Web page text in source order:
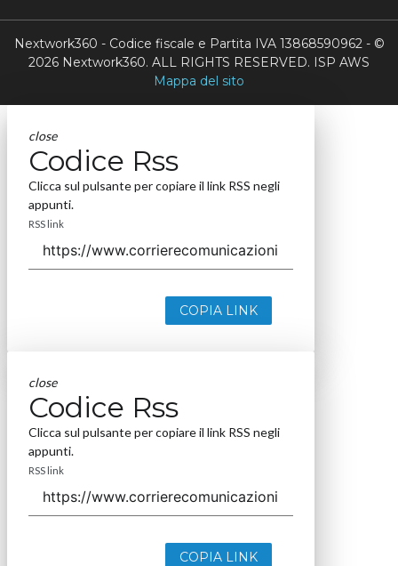
Nextwork360 - Codice fiscale e Partita IVA 13868590962 - ©
2026 Nextwork360. ALL RIGHTS RESERVED. ISP AWS
Mappa del sito
close
Codice Rss
Clicca sul pulsante per copiare il link RSS negli
appunti.
RSS link
COPIA LINK
close
Codice Rss
Clicca sul pulsante per copiare il link RSS negli
appunti.
RSS link
COPIA LINK